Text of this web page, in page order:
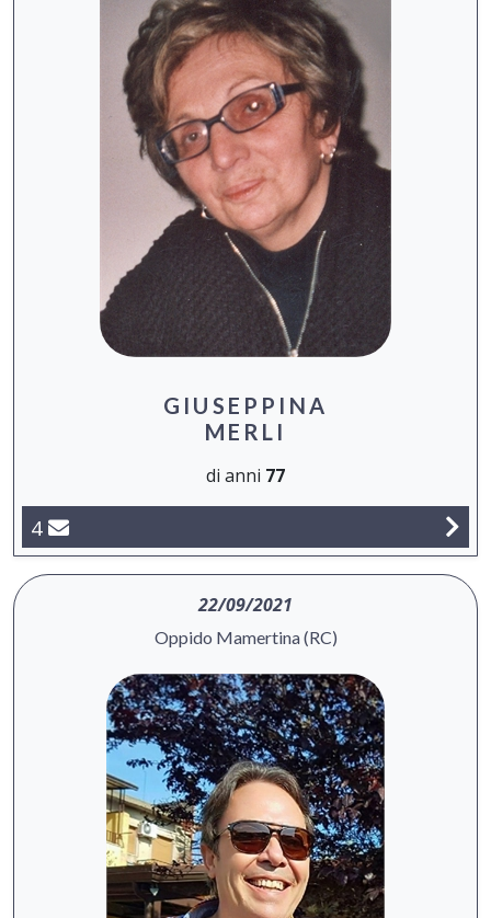
GIUSEPPINA
MERLI
di anni 77
4
22/09/2021
Oppido Mamertina (RC)